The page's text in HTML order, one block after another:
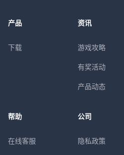
产品
下载
资讯
游戏攻略
有奖活动
产品动态
帮助
在线客服
公司
隐私政策